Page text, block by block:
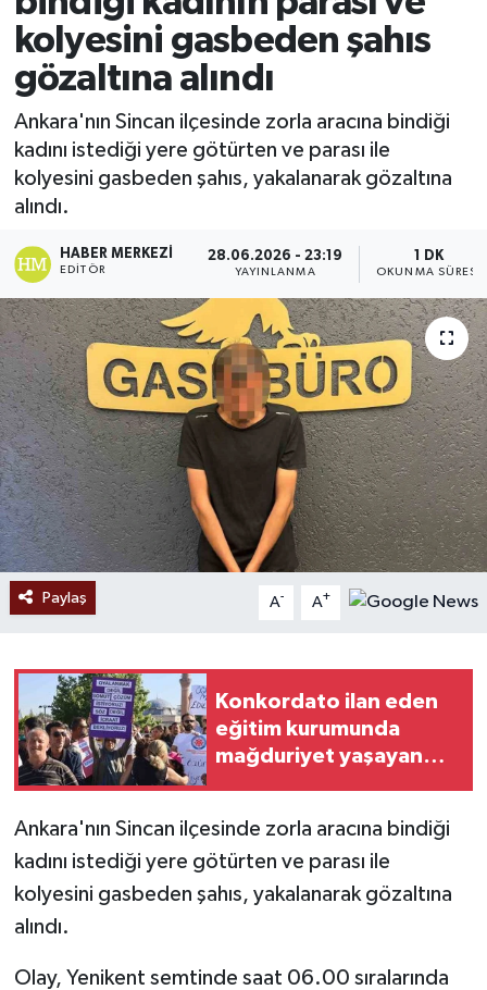
kolyesini gasbeden şahıs
gözaltına alındı
Ankara'nın Sincan ilçesinde zorla aracına bindiği
kadını istediği yere götürten ve parası ile
kolyesini gasbeden şahıs, yakalanarak gözaltına
alındı.
HABER MERKEZI
EDITÖR
28.06.2026 - 23:19
YAYINLANMA
1 DK
OKUNMA SÜRESI
Paylaş A- A+
Konkordato ilan eden
eğitim kurumunda
mağduriyet yaşayan
merkezine taşıdı
Ankara'nın Sincan ilçesinde zorla aracına bindiği
kadını istediği yere götürten ve parası ile
kolyesini gasbeden şahıs, yakalanarak gözaltına
alındı.
Olay, Yenikent semtinde saat 06.00 sıralarında
Ekonomi
Sağlık
Tokat Haber